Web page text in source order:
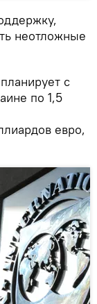
неотложные
с
по 1,5
евро,